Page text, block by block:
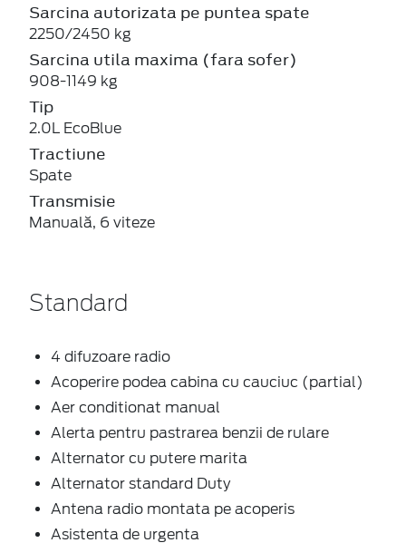
Sarcina autorizata pe puntea spate
2250/2450 kg
Sarcina utila maxima (fara sofer)
908-1149 kg
Tip
2.0L EcoBlue
Tractiune
Spate
Transmisie
Manuală, 6 viteze
Standard
4 difuzoare radio
Acoperire podea cabina cu cauciuc (partial)
Aer conditionat manual
Alerta pentru pastrarea benzii de rulare
Alternator cu putere marita
Alternator standard Duty
Antena radio montata pe acoperis
Asistenta de urgenta